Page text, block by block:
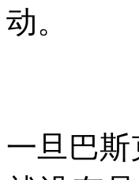
动。
一旦巴斯